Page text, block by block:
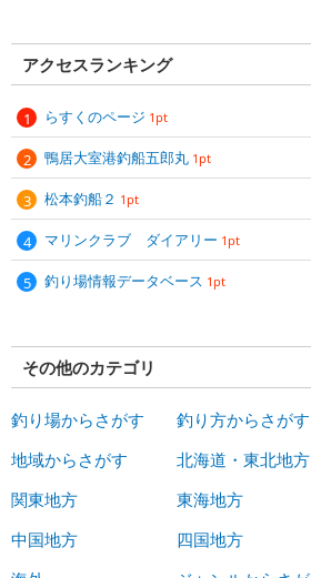
アクセスランキング
らすくのページ 1pt
鴨居大室港釣船五郎丸 1pt
松本釣船２ 1pt
マリンクラブ ダイアリー 1pt
釣り場情報データベース 1pt
その他のカテゴリ
釣り場からさがす 釣り方からさがす
地域からさがす
北海道・東北地方
関東地方
東海地方
中国地方
四国地方